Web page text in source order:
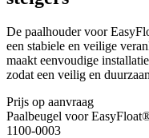
De paalhouder voor
een stabiele en veilige
maakt eenvoudige
zodat een veilig en
Prijs op aanvraag
Paalbeugel voor
1100-0003